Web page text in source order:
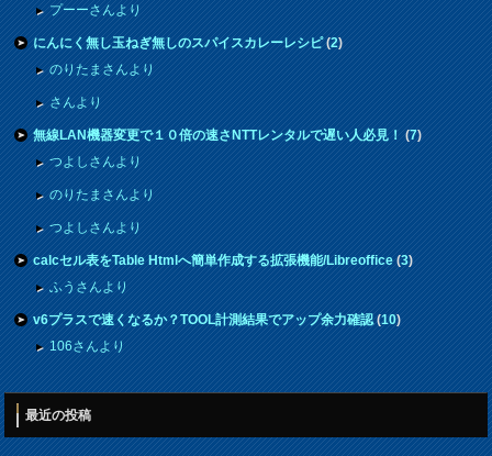
プーーさんより
にんにく無し玉ねぎ無しのスパイスカレーレシピ(2)
のりたまさんより
さんより
無線LAN機器変更で１０倍の速さNTTレンタルで遅い人必見！(7)
つよしさんより
のりたまさんより
つよしさんより
calcセル表をTable Htmlへ簡単作成する拡張機能/Libreoffice(3)
ふうさんより
v6プラスで速くなるか？TOOL計測結果でアップ余力確認(10)
106さんより
最近の投稿